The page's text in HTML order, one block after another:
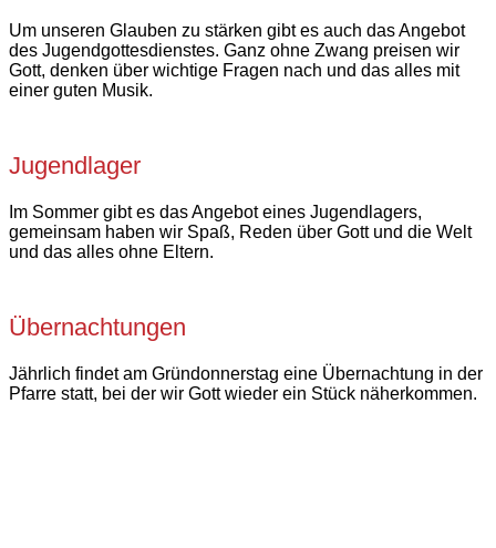
Um unseren Glauben zu stärken gibt es auch das Angebot
des Jugendgottesdienstes. Ganz ohne Zwang preisen wir
Gott, denken über wichtige Fragen nach und das alles mit
einer guten Musik.
Jugendlager
Im Sommer gibt es das Angebot eines Jugendlagers,
gemeinsam haben wir Spaß, Reden über Gott und die Welt
und das alles ohne Eltern.
Übernachtungen
Jährlich findet am Gründonnerstag eine Übernachtung in der
Pfarre statt, bei der wir Gott wieder ein Stück näherkommen.